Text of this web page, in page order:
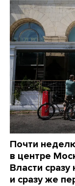
Почти
в центре
Власти
и сразу же